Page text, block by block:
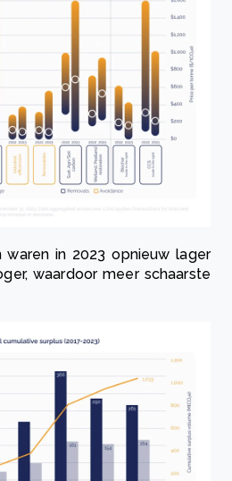
waren in 2023 opnieuw lager
waardoor meer schaarste